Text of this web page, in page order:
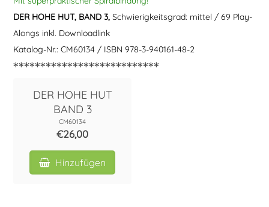
DER HOHE HUT, BAND 3, Schwierigkeitsgrad: mittel / 69 Play-
Alongs inkl. Downloadlink
Katalog-Nr.: CM60134 / ISBN 978-3-940161-48-2
***************************
DER HOHE HUT
BAND 3
CM60134
€26,00
Hinzufügen